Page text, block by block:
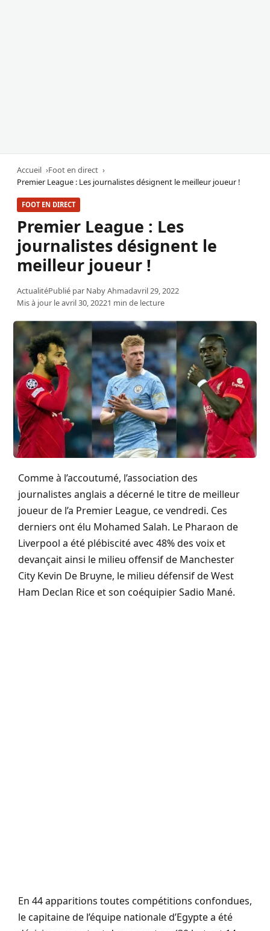
Accueil
Foot en direct
Premier League : Les journalistes désignent le meilleur joueur !
FOOT EN DIRECT
Premier League : Les
journalistes désignent le
meilleur joueur !
ActualitéPublié par Naby Ahmadavril 29, 2022
Mis à jour le avril 30, 20221 min de lecture
Comme à l’accoutumé, l’association des
journalistes anglais a décerné le titre de meilleur
joueur de l’a Premier League, ce vendredi. Ces
derniers ont élu Mohamed Salah. Le Pharaon de
Liverpool a été plébiscité avec 48% des voix et
devançait ainsi le milieu offensif de Manchester
City Kevin De Bruyne, le milieu défensif de West
Ham Declan Rice et son coéquipier Sadio Mané.
En 44 apparitions toutes compétitions confondues,
le capitaine de l’équipe nationale d’Egypte a été